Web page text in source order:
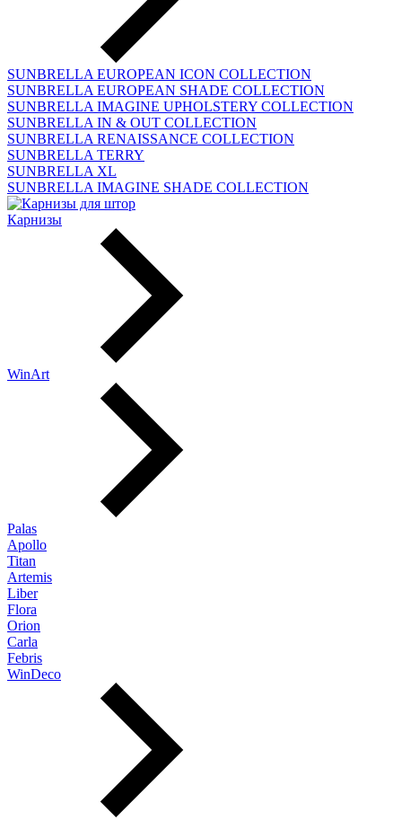
SUNBRELLA EUROPEAN ICON COLLECTION
SUNBRELLA EUROPEAN SHADE COLLECTION
SUNBRELLA IMAGINE UPHOLSTERY COLLECTION
SUNBRELLA IN & OUT COLLECTION
SUNBRELLA RENAISSANCE COLLECTION
SUNBRELLA TERRY
SUNBRELLA XL
SUNBRELLA IMAGINE SHADE COLLECTION
Карнизы
WinArt
Palas
Apollo
Titan
Artemis
Liber
Flora
Orion
Carla
Febris
WinDeco